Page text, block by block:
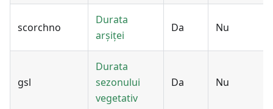
scorchno
Durata
arșiței
Da Nu
gsl
Durata
sezonului
vegetativ
Da Nu